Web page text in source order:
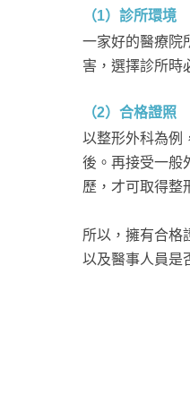
（1）診所環境
一家好的醫療院
害，選擇診所時
（2）合格證照
以整形外科為例
後。再接受一般
歷，才可取得整
所以，擁有合格
以及醫事人員是